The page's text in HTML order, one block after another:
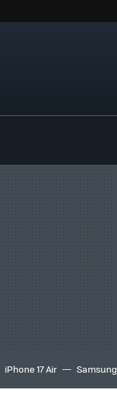
iPhone 17 Air Samsung